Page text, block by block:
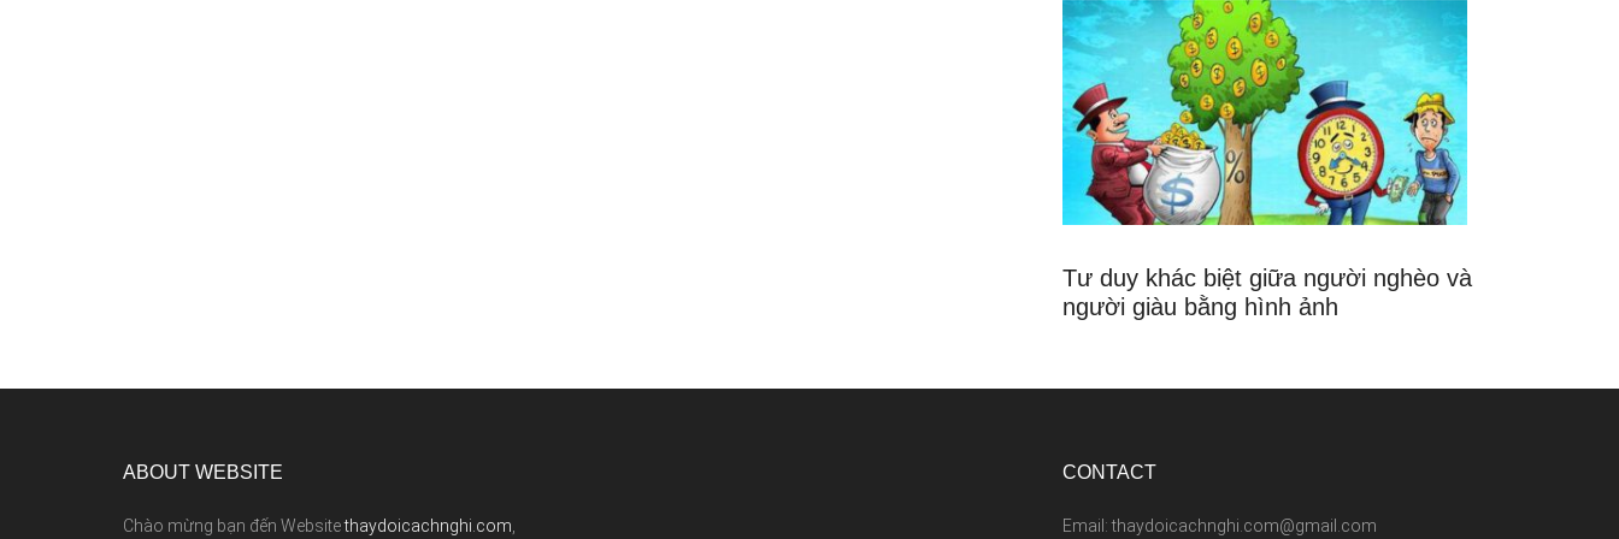
Tư duy khác biệt giữa người nghèo và
người giàu bằng hình ảnh
ABOUT WEBSITE
Chào mừng bạn đến Websitethaydoicachnghi.com
CONTACT
Email: thaydoicachnghi.com@gmail.com